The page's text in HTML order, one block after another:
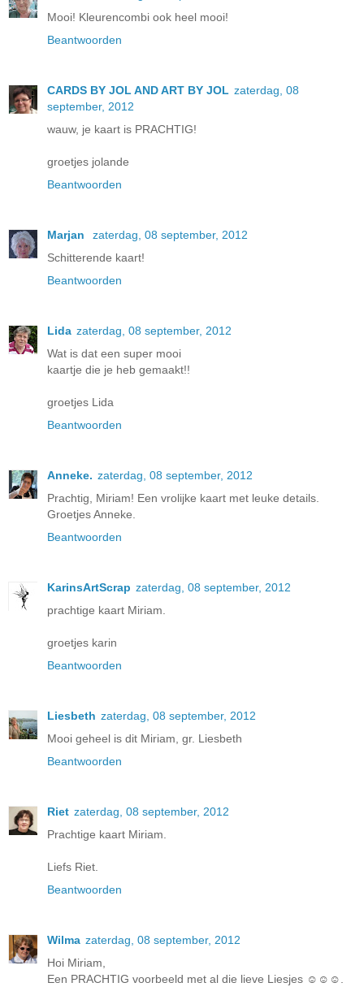
Mooi! Kleurencombi ook heel mooi!
Beantwoorden
CARDS BY JOL AND ART BY JOL zaterdag, 08
september, 2012
wauw, je kaart is PRACHTIG!
groetjes jolande
Beantwoorden
Marjan
zaterdag, 08 september, 2012
Schitterende kaart!
Beantwoorden
Lida zaterdag, 08 september, 2012
Wat is dat een super mooi
kaartje die je heb gemaakt!!
groetjes Lida
Beantwoorden
Anneke. zaterdag, 08 september, 2012
Prachtig, Miriam! Een vrolijke kaart met leuke details.
Groetjes Anneke.
Beantwoorden
KarinsArtScrap zaterdag, 08 september, 2012
prachtige kaart Miriam.
groetjes karin
Beantwoorden
Liesbeth zaterdag, 08 september, 2012
Mooi geheel is dit Miriam, gr. Liesbeth
Beantwoorden
Riet zaterdag, 08 september, 2012
Prachtige kaart Miriam.
Liefs Riet.
Beantwoorden
Wilma zaterdag, 08 september, 2012
Hoi Miriam,
Een PRACHTIG voorbeeld met al die lieve Liesjes ☺☺☺.